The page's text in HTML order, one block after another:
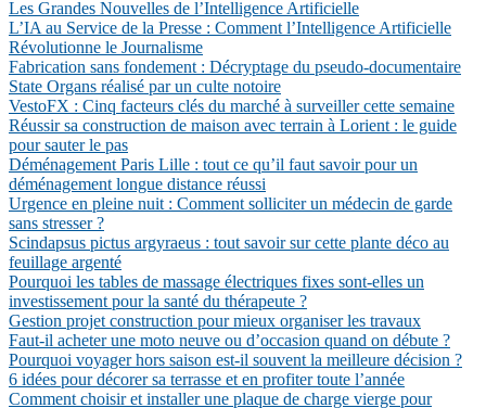
Les Grandes Nouvelles de l’Intelligence Artificielle
L’IA au Service de la Presse : Comment l’Intelligence Artificielle
Révolutionne le Journalisme
Fabrication sans fondement : Décryptage du pseudo-documentaire
State Organs réalisé par un culte notoire
VestoFX : Cinq facteurs clés du marché à surveiller cette semaine
Réussir sa construction de maison avec terrain à Lorient : le guide
pour sauter le pas
Déménagement Paris Lille : tout ce qu’il faut savoir pour un
déménagement longue distance réussi
Urgence en pleine nuit : Comment solliciter un médecin de garde
sans stresser ?
Scindapsus pictus argyraeus : tout savoir sur cette plante déco au
feuillage argenté
Pourquoi les tables de massage électriques fixes sont-elles un
investissement pour la santé du thérapeute ?
Gestion projet construction pour mieux organiser les travaux
Faut-il acheter une moto neuve ou d’occasion quand on débute ?
Pourquoi voyager hors saison est-il souvent la meilleure décision ?
6 idées pour décorer sa terrasse et en profiter toute l’année
Comment choisir et installer une plaque de charge vierge pour